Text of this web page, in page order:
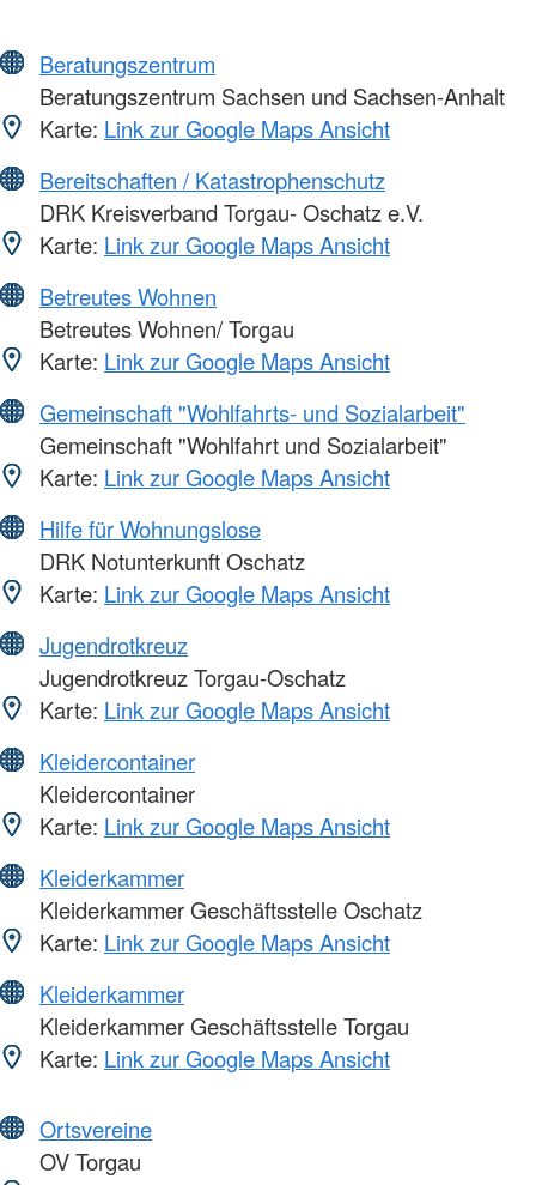
Beratungszentrum
Beratungszentrum Sachsen und Sachsen-Anhalt
Karte: Link zur Google Maps Ansicht
Bereitschaften / Katastrophenschutz
DRK Kreisverband Torgau- Oschatz e.V.
Karte: Link zur Google Maps Ansicht
Betreutes Wohnen
Betreutes Wohnen/ Torgau
Karte: Link zur Google Maps Ansicht
Gemeinschaft "Wohlfahrts- und Sozialarbeit"
Gemeinschaft "Wohlfahrt und Sozialarbeit"
Karte: Link zur Google Maps Ansicht
Hilfe für Wohnungslose
DRK Notunterkunft Oschatz
Karte: Link zur Google Maps Ansicht
Jugendrotkreuz
Jugendrotkreuz Torgau-Oschatz
Karte: Link zur Google Maps Ansicht
Kleidercontainer
Kleidercontainer
Karte: Link zur Google Maps Ansicht
Kleiderkammer
Kleiderkammer Geschäftsstelle Oschatz
Karte: Link zur Google Maps Ansicht
Kleiderkammer
Kleiderkammer Geschäftsstelle Torgau
Karte: Link zur Google Maps Ansicht
Ortsvereine
OV Torgau